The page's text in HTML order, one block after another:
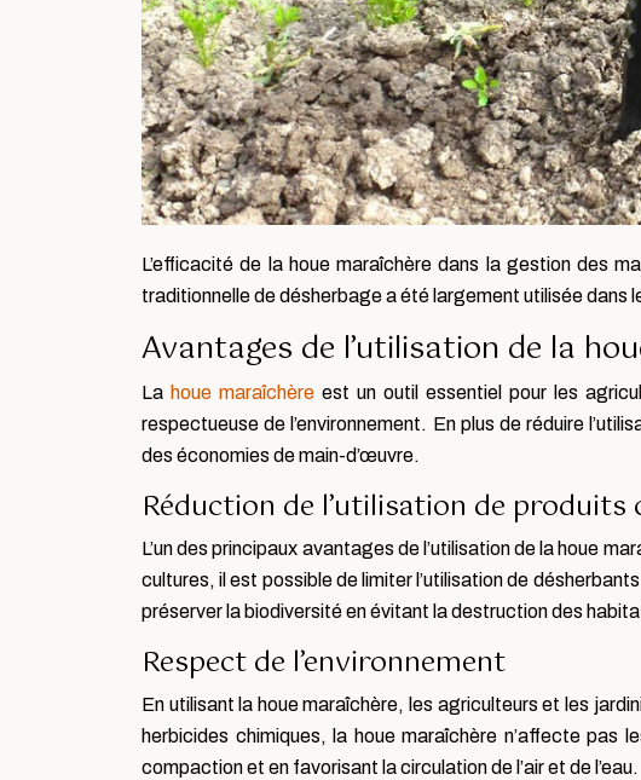
L’efficacité de la houe maraîchère dans la gestion des
traditionnelle de désherbage a été largement utilisée dans
Avantages de l’utilisation de la
La houe maraîchèreest un outil essentiel pour les
respectueuse de l’environnement. En plus de réduire
des économies de main-d’œuvre.
Réduction de l’utilisation de produits
L’un des principaux avantages de l’utilisation de la houe
cultures, il est possible de limiter l’utilisation de
préserver la biodiversité en évitant la destruction des
Respect de l’environnement
En utilisant la houe maraîchère, les agriculteurs et les
herbicides chimiques, la houe maraîchère n’affecte pas
compaction et en favorisant la circulation de l’air et de l’eau.